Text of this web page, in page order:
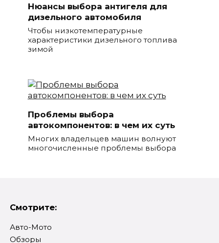
Нюансы выбора антигеля для
дизельного автомобиля
Чтобы низкотемпературные
характеристики дизельного топлива
зимой
Проблемы выбора
автокомпонентов: в чем их суть
Многих владельцев машин волнуют
многочисленные проблемы выбора
Смотрите:
Авто-Мото
Обзоры